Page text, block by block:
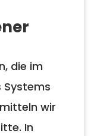
die im
Systems
wir
In